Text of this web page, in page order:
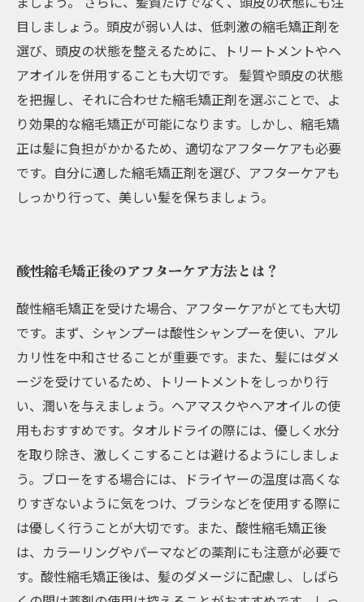
目しましょう。頭皮が弱い人は、低刺激の縮毛矯正剤を
選び、頭皮の状態を整えるために、トリートメントやヘ
アオイルを併用することも大切です。 髪質や頭皮の状態
を把握し、それに合わせた縮毛矯正剤を選ぶことで、よ
り効果的な縮毛矯正が可能になります。しかし、縮毛矯
正は髪に負担がかかるため、適切なアフターケアも必要
です。自分に適した縮毛矯正剤を選び、アフターケアも
しっかり行って、美しい髪を保ちましょう。
酸性縮毛矯正後のアフターケア方法とは？
酸性縮毛矯正を受けた場合、アフターケアがとても大切
です。まず、シャンプーは酸性シャンプーを使い、アル
カリ性を中和させることが重要です。また、髪にはダメ
ージを受けているため、トリートメントをしっかり行
い、潤いを与えましょう。ヘアマスクやヘアオイルの使
用もおすすめです。タオルドライの際には、優しく水分
を取り除き、激しくこすることは避けるようにしましょ
う。ブローをする場合には、ドライヤーの温度は高くな
りすぎないように気をつけ、ブラシなどを使用する際に
は優しく行うことが大切です。また、酸性縮毛矯正後
は、カラーリングやパーマなどの薬剤にも注意が必要で
す。酸性縮毛矯正後は、髪のダメージに配慮し、しばら